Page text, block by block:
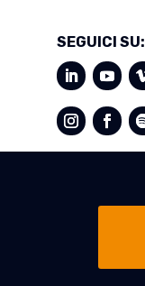
SEGUICI SU: